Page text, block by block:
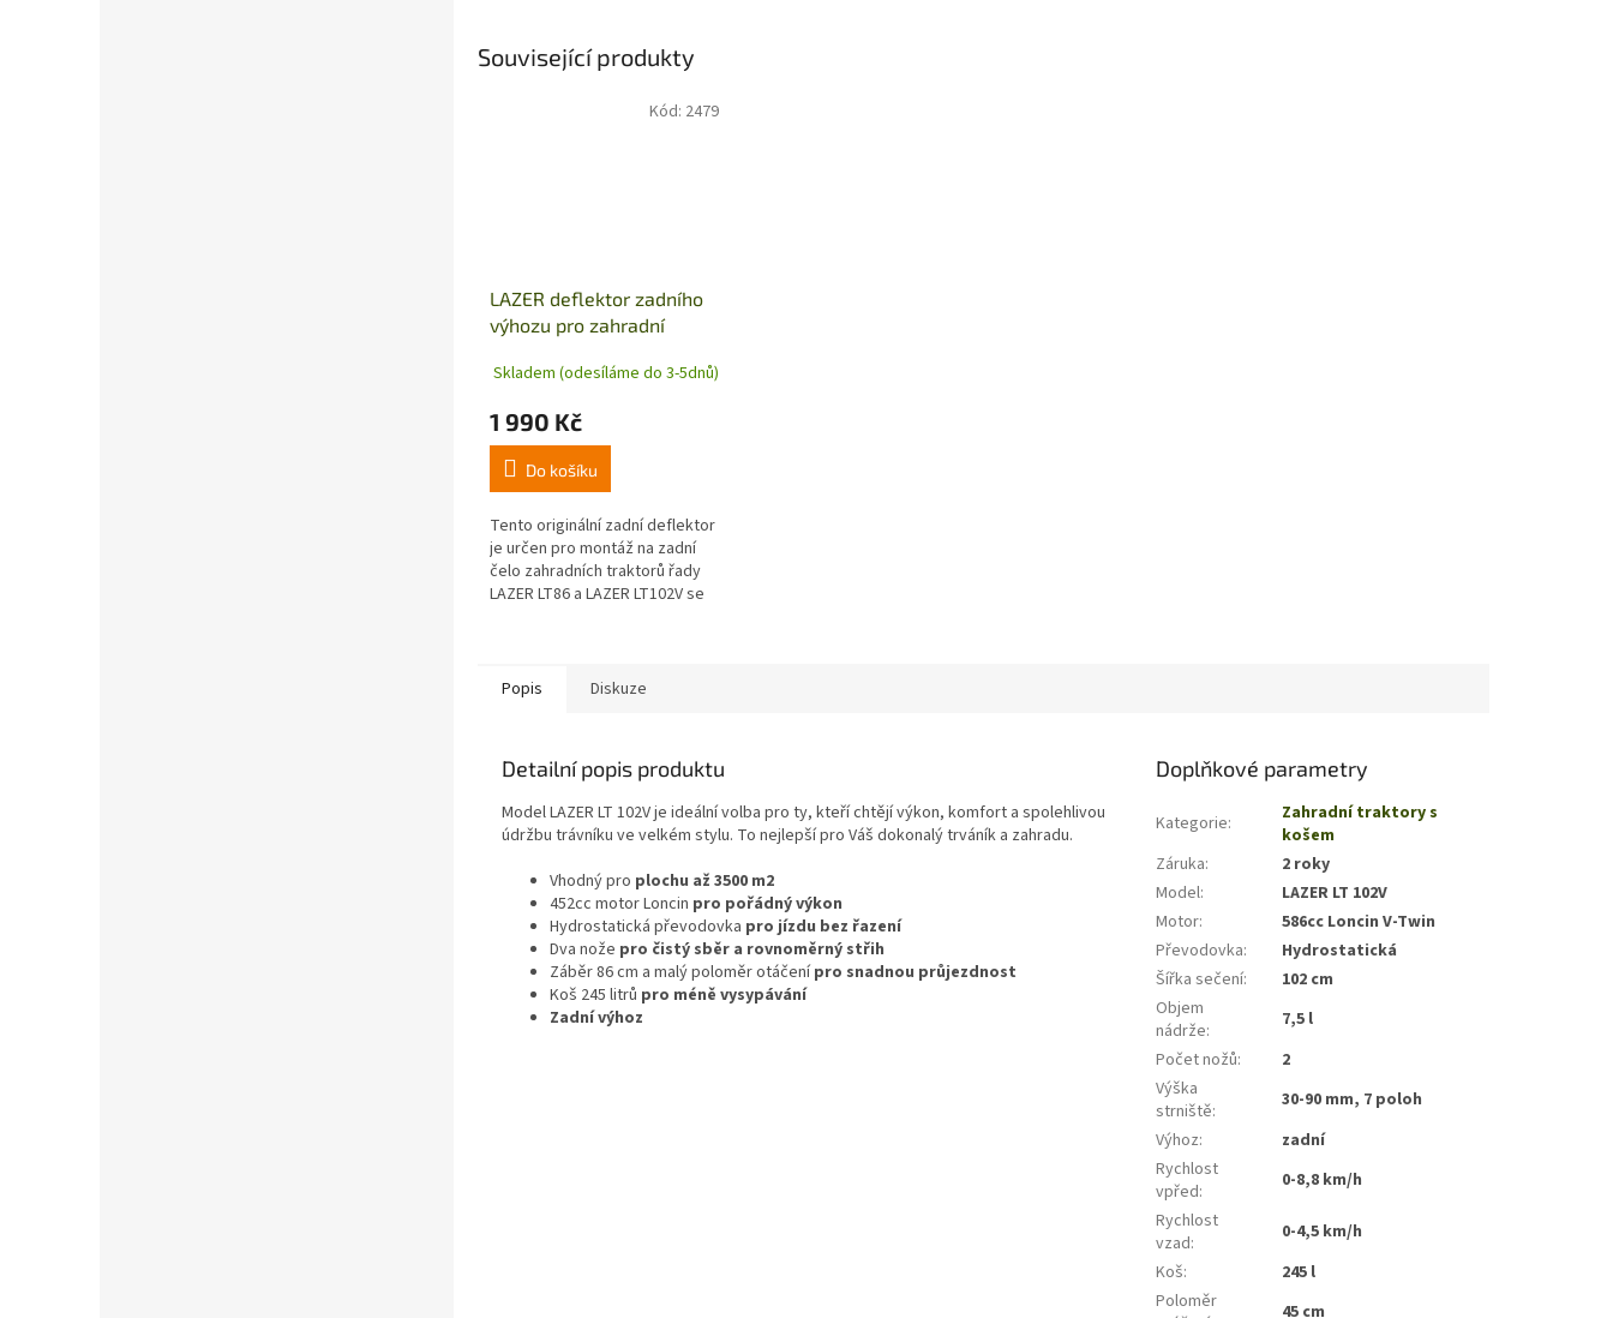
Související produkty
LAZER deflektor zadního
výhozu pro zahradní
Skladem (odesíláme do 3-5dnů)
1 990 Kč
Do košíku
Tento originální zadní deflektor
je určen pro montáž na zadní
čelo zahradních traktorů řady
LAZER LT86 a LAZER LT102V se
Kód: 2479
Popis Diskuze
Detailní popis produktu
Model LAZER LT 102V je ideální volba pro ty, kteří chtějí výkon, komfort a spolehlivou
údržbu trávníku ve velkém stylu. To nejlepší pro Váš dokonalý trváník a zahradu.
Vhodný pro plochu až 3500 m2
452cc motor Loncin pro pořádný výkon
Hydrostatická převodovka pro jízdu bez řazení
Dva nože pro čistý sběr a rovnoměrný střih
Záběr 86 cm a malý poloměr otáčenípro snadnou průjezdnost
Koš 245 litrů pro méně vysypávání
Zadní výhoz
Doplňkové parametry
Kategorie:
Zahradní traktory s
košem
Záruka:
2 roky
Model:
LAZER LT 102V
Motor:
586cc Loncin V-Twin
Převodovka:
Hydrostatická
Šířka sečení:
102 cm
Objem
nádrže:
7,5 l
Počet nožů:
2
Výška
strniště:
30-90 mm, 7 poloh
Výhoz:
zadní
Rychlost
vpřed:
0-8,8 km/h
Rychlost
vzad:
0-4,5 km/h
Koš:
245 l
Poloměr
45 cm